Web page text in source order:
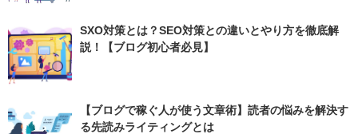
SXO対策とは？SEO対策との違いとやり方を徹底解
説！【ブログ初心者必見】
【ブログで稼ぐ人が使う文章術】読者の悩みを解決す
る先読みライティングとは